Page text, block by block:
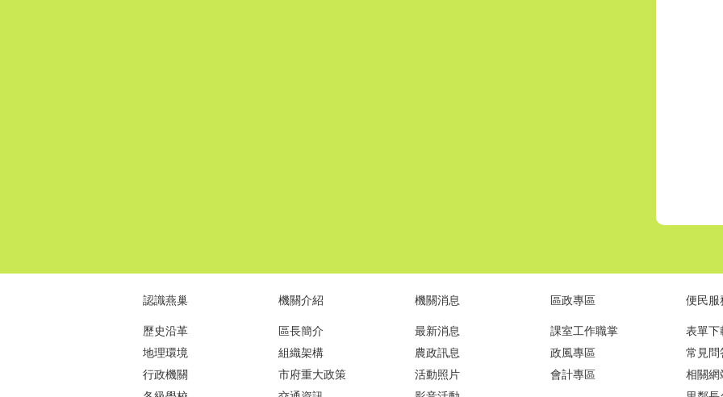
認識燕巢
歷史沿革
地理環境
行政機關
機關介紹
區長簡介
組織架構
市府重大政策
機關消息
最新消息
農政訊息
活動照片
區政專區
課室工作職掌
政風專區
會計專區
便民服
表單下
常見問
相關網